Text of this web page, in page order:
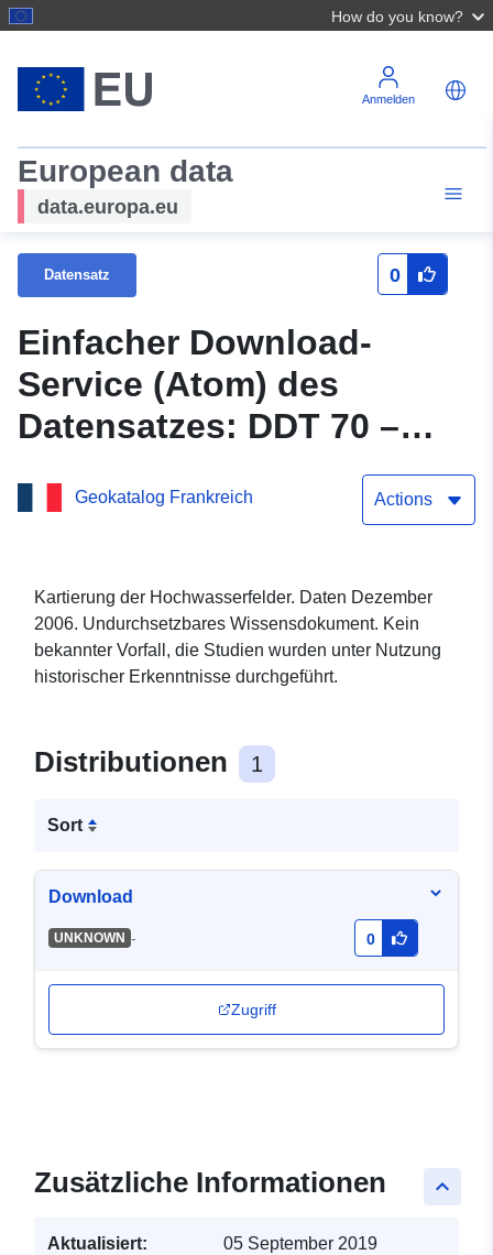
How do you know?
Anmelden
European data
data.europa.eu
Datensatz 0
Einfacher Download-
Service (Atom) des
Datensatzes: DDT 70 –
Hochwassergebiete (AZI)
Geokatalog Frankreich Actions
Kartierung der Hochwasserfelder. Daten Dezember
2006. Undurchsetzbares Wissensdokument. Kein
bekannter Vorfall, die Studien wurden unter Nutzung
historischer Erkenntnisse durchgeführt.
Distributionen 1
Sort
Download
UNKNOWN - 0
Zugriff
keyboard_arrow_up
Zusätzliche Informationen
Aktualisiert: 05 September 2019